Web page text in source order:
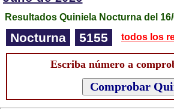
Resultados Quiniela Nocturna del
Nocturna 5155 todos los
Escriba número a